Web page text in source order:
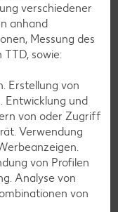
nicht ausbremsen,
Rezepte
und kleine
verschiedener
anhand
Messung des
sowie:
Erstellung von
Entwicklung und
von oder Zugriff
Verwendung
von Profilen
Analyse von
von